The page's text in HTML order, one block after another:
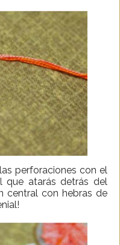
perforaciones con el
que atarás detrás del
central con hebras de